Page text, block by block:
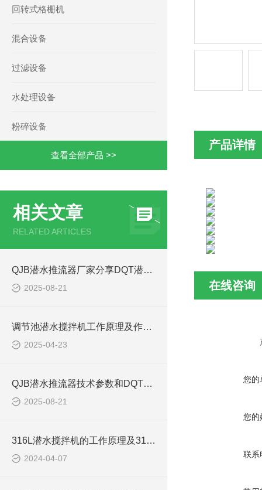
回转式格栅机
混合设备
过滤设备
水处理设备
粉碎设备
查看全部产品 >>
相关文章
RELATED ARTICLES
QJB潜水推流器厂家分享DQT潜水推进器型号选型参数表
2025-08-21
调节池潜水搅拌机工作原理及作用特点、安装图、CAD结构图
2025-04-23
QJB潜水推流器技术参数和DQT潜水推进器型号如何选型
2025-08-21
316L潜水搅拌机的工作原理及316L不锈钢潜水推进器CAD安装图、结构图
2024-04-07
产品详情
在线咨询
您的
您的
联系